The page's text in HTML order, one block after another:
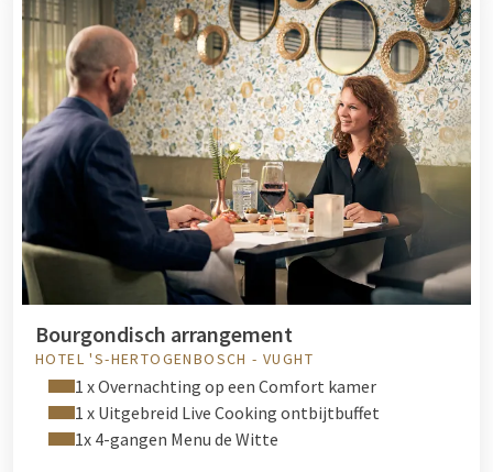
Bourgondisch arrangement
HOTEL 'S-HERTOGENBOSCH - VUGHT
1 x Overnachting op een Comfort kamer
1 x Uitgebreid Live Cooking ontbijtbuffet
1x 4-gangen Menu de Witte